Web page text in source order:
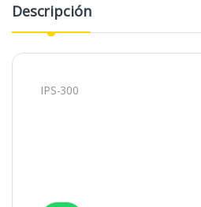
Descripción
IPS-300